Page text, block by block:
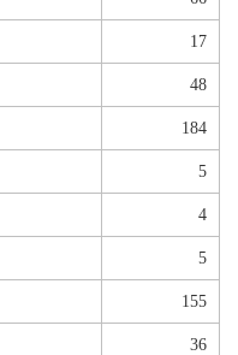
17
48
184
5
4
5
155
36